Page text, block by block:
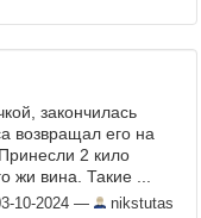
закончилась
возвращал его на
2 кило
жи вина. Такие ...
10-2024 — nikstutas